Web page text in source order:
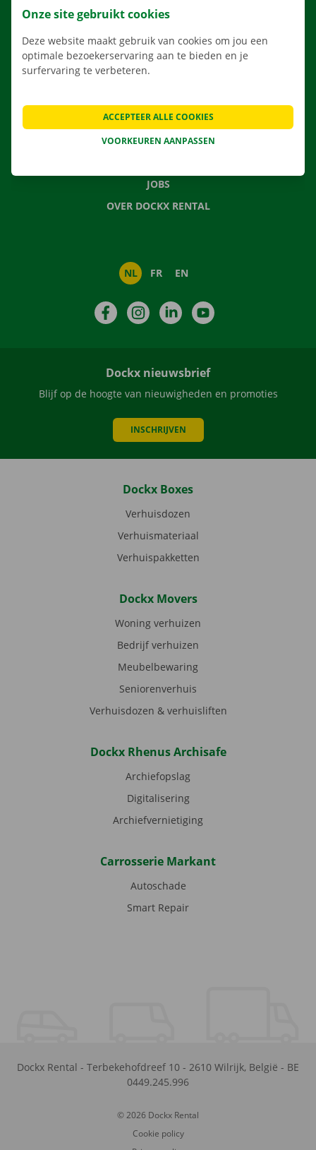
APP
VEELGESTELDE VRAGEN
NIEUWS
JOBS
OVER DOCKX RENTAL
NL FR EN
FacebookInstagramLinkedIn
Dockx nieuwsbrief
Blijf op de hoogte van nieuwigheden en promoties
INSCHRIJVEN
Dockx Boxes
Verhuisdozen
Verhuismateriaal
Verhuispakketten
Dockx Movers
Woning verhuizen
Bedrijf verhuizen
Meubelbewaring
Seniorenverhuis
Verhuisdozen & verhuisliften
Dockx Rhenus Archisafe
Archiefopslag
Digitalisering
Archiefvernietiging
Carrosserie Markant
Autoschade
Smart Repair
Dockx Rental - Terbekehofdreef 10 - 2610 Wilrijk, België - BE
0449.245.996
© 2026 Dockx Rental
Cookie policy
Onze site gebruikt cookies
Deze website maakt gebruik van cookies om jou een
optimale bezoekerservaring aan te bieden en je
surfervaring te verbeteren.
VOORKEUREN AANPASSEN
ACCEPTEER ALLE COOKIES